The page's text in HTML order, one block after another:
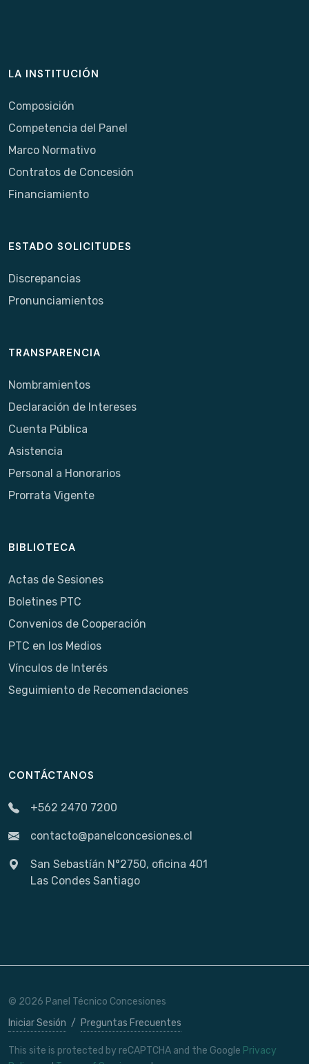
LA INSTITUCIÓN
Composición
Competencia del Panel
Marco Normativo
Contratos de Concesión
Financiamiento
ESTADO SOLICITUDES
Discrepancias
Pronunciamientos
TRANSPARENCIA
Nombramientos
Declaración de Intereses
Cuenta Pública
Asistencia
Personal a Honorarios
Prorrata Vigente
BIBLIOTECA
Actas de Sesiones
Boletines PTC
Convenios de Cooperación
PTC en los Medios
Vínculos de Interés
Seguimiento de Recomendaciones
CONTÁCTANOS
+562 2470 7200
contacto@panelconcesiones.cl
San Sebastíán N°2750, oficina 401
Las Condes Santiago
© 2026 Panel Técnico Concesiones
Iniciar Sesión / Preguntas Frecuentes
This site is protected by reCAPTCHA and the Google Privacy